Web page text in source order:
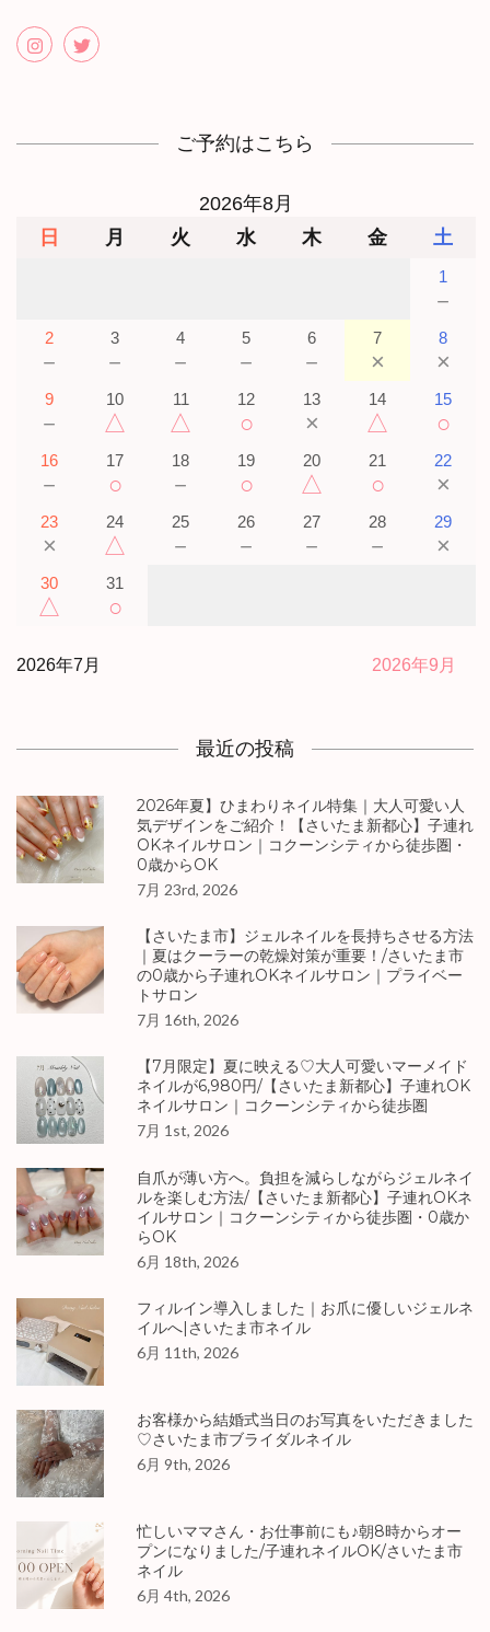
ご予約はこちら
2026年8月
日 月 火 水 木 金 土
1
－
2
－
3
－
4
－
5
－
6
－
7
×
8
×
9
－
10
△
11
△
12
○
13
×
14
△
15
○
16
－
17
○
18
－
19
○
20
△
21
○
22
×
23
×
24
△
25
－
26
－
27
－
28
－
29
×
30
△
31
○
2026年7月 2026年9月
最近の投稿
2026年夏】ひまわりネイル特集｜大人可愛い人
気デザインをご紹介！【さいたま新都心】子連れ
OKネイルサロン｜コクーンシティから徒歩圏・
0歳からOK
7月 23rd, 2026
【さいたま市】ジェルネイルを長持ちさせる方法
｜夏はクーラーの乾燥対策が重要！/さいたま市
の0歳から子連れOKネイルサロン｜プライベー
トサロン
7月 16th, 2026
【7月限定】夏に映える♡大人可愛いマーメイド
ネイルが6,980円/【さいたま新都心】子連れOK
ネイルサロン｜コクーンシティから徒歩圏
7月 1st, 2026
自爪が薄い方へ。負担を減らしながらジェルネイ
ルを楽しむ方法/【さいたま新都心】子連れOKネ
イルサロン｜コクーンシティから徒歩圏・0歳か
らOK
6月 18th, 2026
フィルイン導入しました｜お爪に優しいジェルネ
イルへ|さいたま市ネイル
6月 11th, 2026
お客様から結婚式当日のお写真をいただきました
♡さいたま市ブライダルネイル
6月 9th, 2026
忙しいママさん・お仕事前にも♪朝8時からオー
プンになりました/子連れネイルOK/さいたま市
ネイル
6月 4th, 2026